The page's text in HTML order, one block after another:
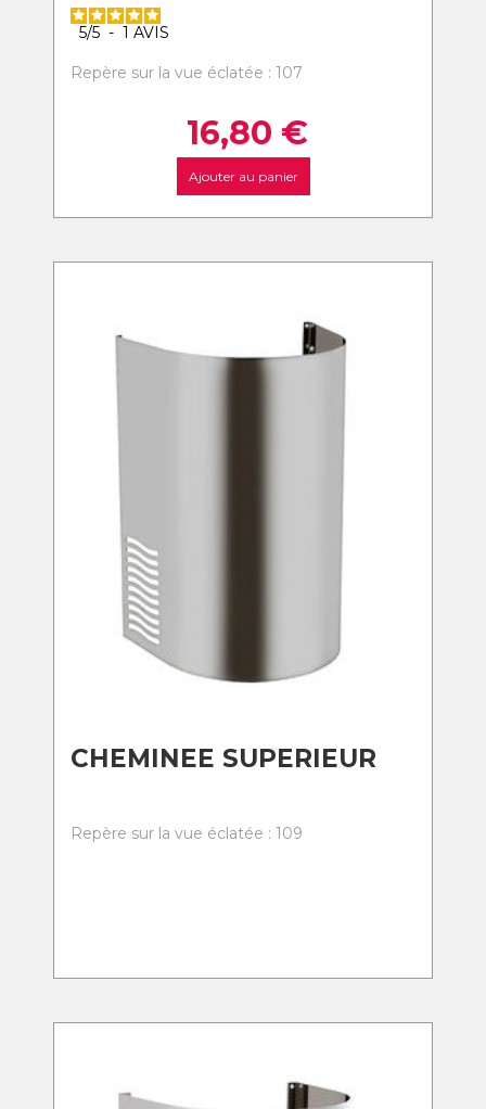
5/5 - 1 AVIS
Repère sur la vue éclatée : 107
16,80 €
Ajouter au panier
CHEMINEE SUPERIEUR
Repère sur la vue éclatée : 109